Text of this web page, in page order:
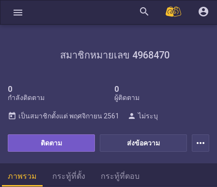
menu search account_circle
สมาชิกหมายเลข 4968470
0
กำลังติดตาม
0
ผู้ติดตาม
ส่งข้อความ
ติดตาม
today เป็นสมาชิกตั้งแต่ พฤศจิกายน 2561 person ไม่ระบุ
more_horiz
ภาพรวม กระทู้ที่ตั้ง กระทู้ที่ตอบ